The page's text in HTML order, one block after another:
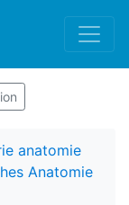
anatomie
Anatomie